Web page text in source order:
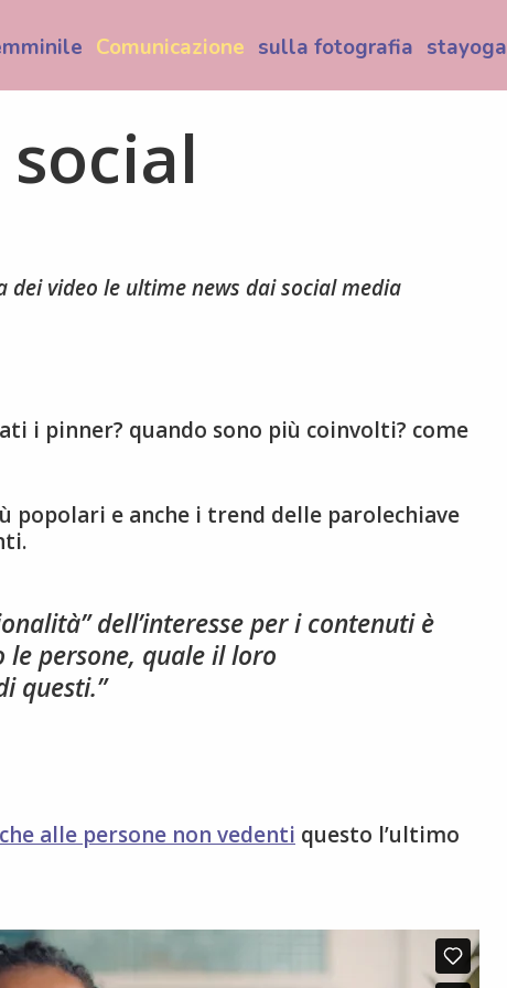
Comunicazione sulla fotografia stayoga
video le ultime news dai social media
i pinner? quando sono più coinvolti? come
popolari e anche i trend delle parolechiave
dell’interesse per i contenuti è
le persone, quale il loro
questi.”
alle persone non vedenti questo l’ultimo